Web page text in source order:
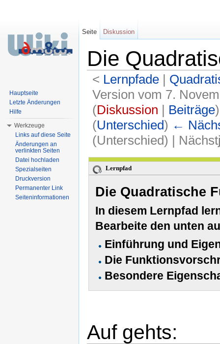
Die
< Lernpfade‎ |
Version vom 7.
(Diskussion | Beiträge)
(Unterschied) ←
(Unterschied) |
Lernpfad
Die Quadratische
In diesem Lernpfad
Bearbeite den unten
Einführung und
Die
Besondere
Auf gehts:
Seite Diskussion
Hauptseite
Letzte Änderungen
Hilfe
Werkzeuge
Links auf diese Seite
Änderungen an
verlinkten Seiten
Datei hochladen
Spezialseiten
Druckversion
Permanenter Link
Seiteninformationen